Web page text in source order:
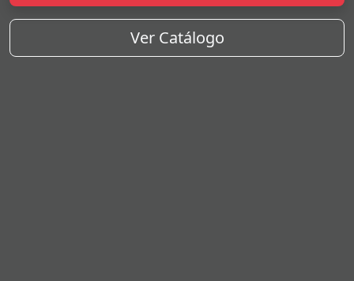
Ver Catálogo